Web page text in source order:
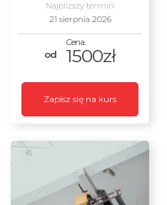
Najbliższy termin
21 sierpnia 2026
1500zł
Zapisz się na kurs